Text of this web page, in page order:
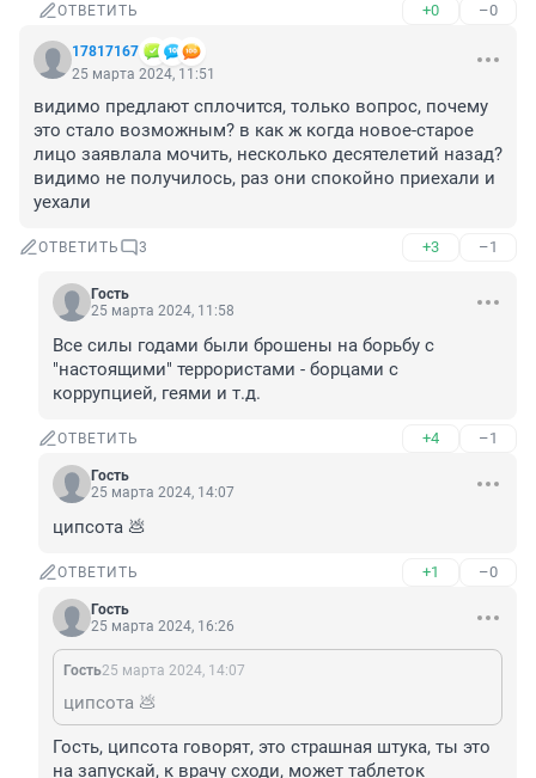
ОТВЕТИТЬ +0 –0
17817167
25 марта 2024, 11:51
видимо предлают сплочится, только вопрос, почему
это стало возможным? в как ж когда новое-старое
лицо заявлала мочить, несколько десятелетий назад?
видимо не получилось, раз они спокойно приехали и
уехали
ОТВЕТИТЬ 3 +3 –1
Гость
25 марта 2024, 11:58
Все силы годами были брошены на борьбу с
"настоящими" террористами - борцами с
коррупцией, геями и т.д.
ОТВЕТИТЬ +4 –1
Гость
25 марта 2024, 14:07
ципсота 💩
ОТВЕТИТЬ +1 –0
Гость
25 марта 2024, 16:26
Гость25 марта 2024, 14:07
ципсота 💩
Гость, ципсота говорят, это страшная штука, ты это
на запускай, к врачу сходи, может таблеток